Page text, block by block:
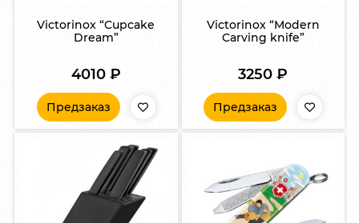
Victorinox “Cupcake
Dream”
4010 ₽
Предзаказ
Victorinox “Modern
Carving knife”
3250₽
Предзаказ